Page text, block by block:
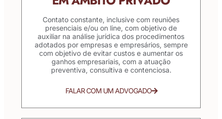
Contato constante, inclusive com reuniões
presenciais e/ou on line, com objetivo de
auxiliar na análise jurídica dos procedimentos
adotados por empresas e empresários, sempre
com objetivo de evitar custos e aumentar os
ganhos empresariais, com a atuação
preventiva, consultiva e contenciosa.
FALAR COM UM ADVOGADO